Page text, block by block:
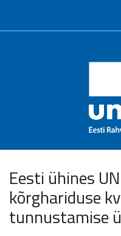
Eesti ühines
kõrghariduse
tunnustamise